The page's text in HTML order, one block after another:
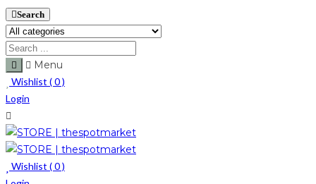
Search
Menu
Wishlist (0)
Login
Wishlist (0)